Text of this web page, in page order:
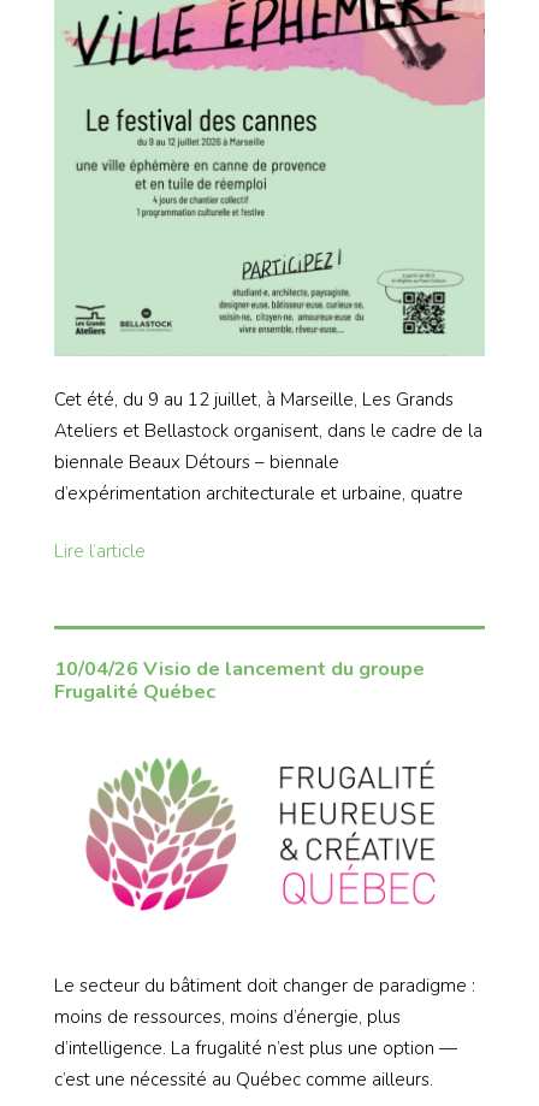
Cet été, du 9 au 12 juillet, à Marseille, Les Grands
Ateliers et Bellastock organisent, dans le cadre de la
biennale Beaux Détours – biennale
d’expérimentation architecturale et urbaine, quatre
Lire l’article
10/04/26 Visio de lancement du groupe
Frugalité Québec
Le secteur du bâtiment doit changer de paradigme :
moins de ressources, moins d’énergie, plus
d’intelligence. La frugalité n’est plus une option —
c’est une nécessité au Québec comme ailleurs.